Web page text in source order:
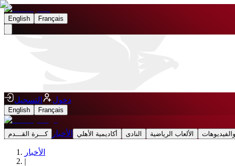
English Français
دخول التسجيل
English Français
كـــرة القـــدم الأخبار أكاديمية الأهلي النادى الألعاب الرياضية
الأخبار
|